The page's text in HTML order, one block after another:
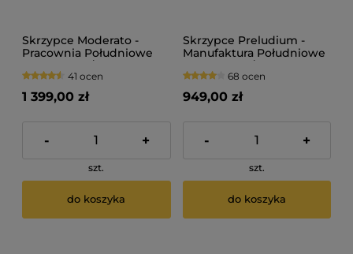
Skrzypce Moderato -
Pracownia Południowe
Lutnictwo 4/4
41 ocen
1 399,00 zł
- +
szt.
do koszyka
Skrzypce Preludium -
Manufaktura Południowe
Lutnictwo 4/4
68 ocen
949,00 zł
- +
szt.
do koszyka